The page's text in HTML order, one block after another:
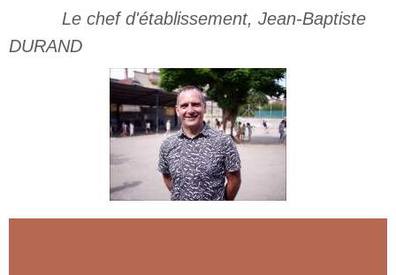
Le chef d'établissement, Jean-Baptiste
DURAND